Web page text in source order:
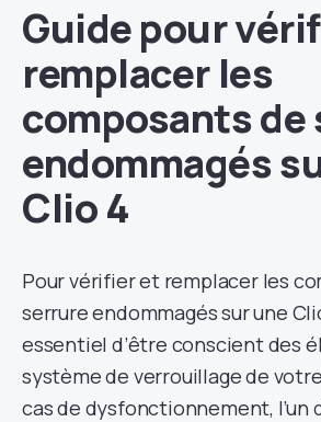
Guide pour
remplacer les
composants de
endommagés
Clio 4
Pour vérifier et remplacer les
serrure endommagés sur une
essentiel d’être conscient des
système de verrouillage de
cas de dysfonctionnement, l’un